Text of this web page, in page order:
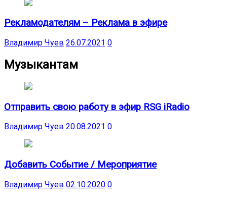
Рекламодателям – Реклама в эфире
Владимир Чуев 26.07.2021 0
Музыкантам
Отправить свою работу в эфир RSG iRadio
Владимир Чуев 20.08.2021 0
Добавить Событие / Мероприятие
Владимир Чуев 02.10.2020 0